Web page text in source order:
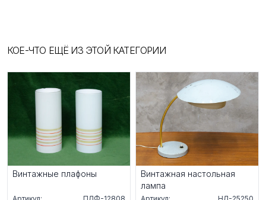
КОЕ-ЧТО ЕЩЁ ИЗ ЭТОЙ КАТЕГОРИИ
Винтажные плафоны
Винтажная настольная
лампа